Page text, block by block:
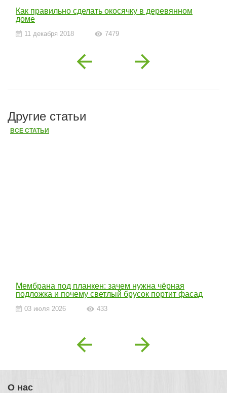
Как правильно сделать окосячку в деревянном
доме
11 декабря 2018 7479
Previous Next
Другие статьи
ВСЕ СТАТЬИ
Мембрана под планкен: зачем нужна чёрная
подложка и почему светлый брусок портит фасад
03 июля 2026 433
Previous Next
О нас